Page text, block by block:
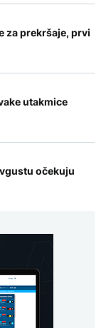
za prekršaje, prvi
utakmice
očekuju